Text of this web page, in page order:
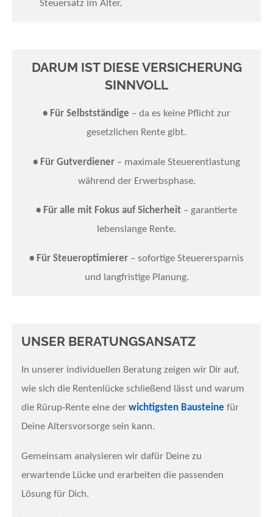
Steuersatz im Alter.
DARUM IST DIESE VERSICHERUNG
SINNVOLL
• Für Selbstständige – da es keine Pflicht zur
gesetzlichen Rente gibt.
• Für Gutverdiener – maximale Steuerentlastung
während der Erwerbsphase.
• Für alle mit Fokus auf Sicherheit – garantierte
lebenslange Rente.
• Für Steueroptimierer – sofortige Steuerersparnis
und langfristige Planung.
UNSER BERATUNGSANSATZ
In unserer individuellen Beratung zeigen wir Dir auf,
wie sich die Rentenlücke schließend lässt und warum
die Rürup-Rente eine der wichtigsten Bausteine für
Deine Altersvorsorge sein kann.
Gemeinsam analysieren wir dafür Deine zu
erwartende Lücke und erarbeiten die passenden
Lösung für Dich.